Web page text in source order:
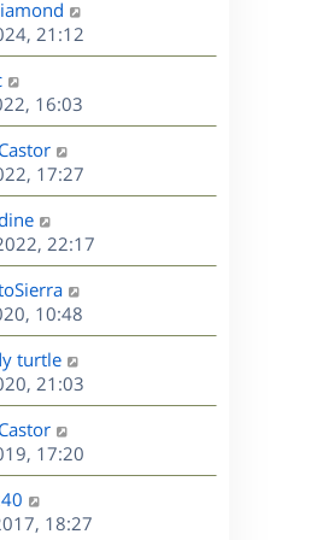
21:12
16:03
17:27
22:17
10:48
turtle
21:03
17:20
18:27